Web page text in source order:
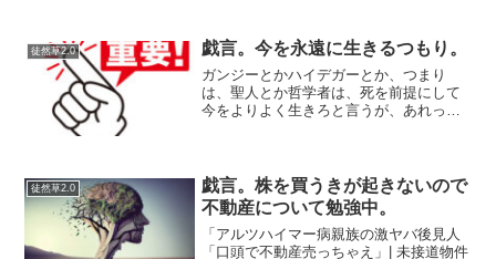
転生を認めてしまっている（汗）そこの
ところ（釈迦の思想のほ...
徒然草2.0 戯言。今を永遠に生きるつもり。
ガンジーとかハイデガーとか、つまり
は、聖人とか哲学者は、死を前提にして
今をよりよく生きろと言うが、あれって
うに自ら毒杯を煽っている。...
徒然草2.0
戯言。株を買うきが起きないので
不動産について勉強中。
「アルツハイマー病親族の激ヤバ後見人
「口頭で不動産売っちゃえ」| 未接道物件